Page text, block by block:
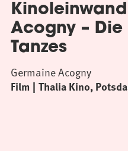
Acogny – Die
Tanzes
Film Thalia Kino,
Germaine Acogny